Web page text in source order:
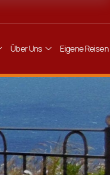
Über Uns Eigene Reisen